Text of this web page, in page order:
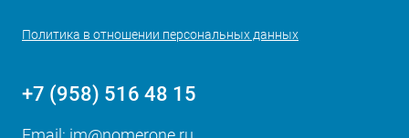
Политика в отношении персональных данных
+7 (958) 516 48 15